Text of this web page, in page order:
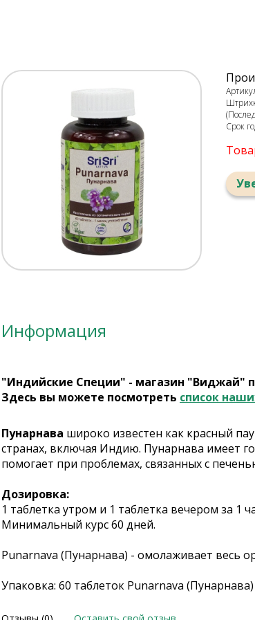
Срок
Информация
"Индийские Специи" - магазин "Виджай"
Здесь вы можете посмотреть список
Пунарнава широко известен как красный
странах, включая Индию. Пунарнава имеет
помогает при проблемах, связанных с
Дозировка:
1 таблетка утром и 1 таблетка вечером за 1
Минимальный курс 60 дней.
Punarnava (Пунарнава) - омолаживает весь
Упаковка: 60 таблеток Punarnava (Пунарнава)